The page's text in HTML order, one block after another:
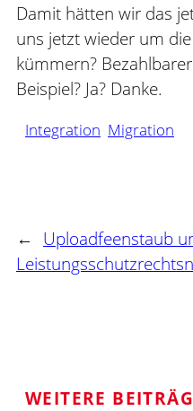
Damit hätten wir das
uns jetzt wieder um
kümmern?
Beispiel? Ja? Danke.
Integration Migration
← Uploadfeenstaub
WEITERE